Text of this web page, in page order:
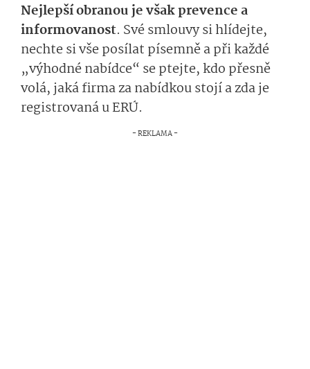
Nejlepší obranou je však prevence a
informovanost. Své smlouvy si hlídejte,
nechte si vše posílat písemně a při každé
„výhodné nabídce“ se ptejte, kdo přesně
volá, jaká firma za nabídkou stojí a zda je
registrovaná u ERÚ.